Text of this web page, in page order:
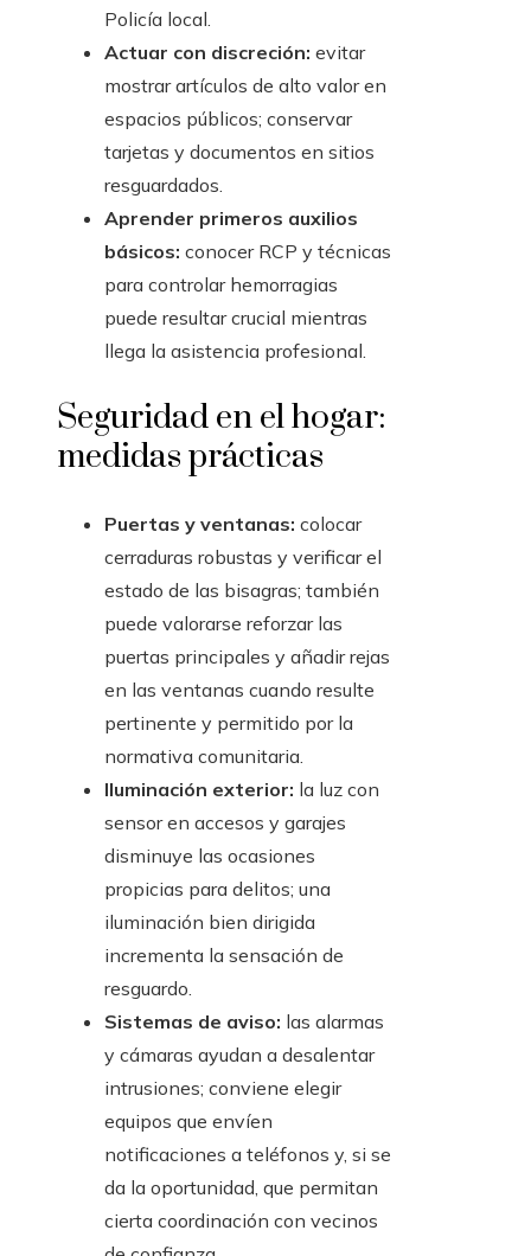
Policía local.
Actuar con discreción: evitar
mostrar artículos de alto valor en
espacios públicos; conservar
tarjetas y documentos en sitios
resguardados.
Aprender primeros auxilios
básicos: conocer RCP y técnicas
para controlar hemorragias
puede resultar crucial mientras
llega la asistencia profesional.
Seguridad en el hogar:
medidas prácticas
Puertas y ventanas: colocar
cerraduras robustas y verificar el
estado de las bisagras; también
puede valorarse reforzar las
puertas principales y añadir rejas
en las ventanas cuando resulte
pertinente y permitido por la
normativa comunitaria.
Iluminación exterior: la luz con
sensor en accesos y garajes
disminuye las ocasiones
propicias para delitos; una
iluminación bien dirigida
incrementa la sensación de
resguardo.
Sistemas de aviso: las alarmas
y cámaras ayudan a desalentar
intrusiones; conviene elegir
equipos que envíen
notificaciones a teléfonos y, si se
da la oportunidad, que permitan
cierta coordinación con vecinos